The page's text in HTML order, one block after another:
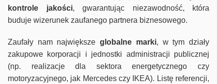
kontrole jakości, gwarantując niezawodność, która
buduje wizerunek zaufanego partnera biznesowego.
Zaufały nam największeglobalne marki, w tym działy
zakupowe korporacji i jednostki administracji publicznej
(np. realizacje dla sektora energetycznego czy
motoryzacyjnego, jak Mercedes czy IKEA). Listę referencji,